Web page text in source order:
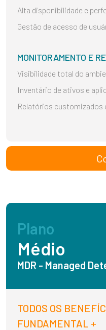
Alta disponibilidade e
Gestão de acesso de
MONITORAMENTO E
Visibilidade total do
Inventário de ativos e
Relatórios
Plano
Médio
MDR - Managed
TODOS OS
FUNDAMENTAL +